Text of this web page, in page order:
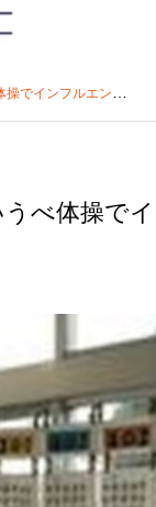
０名に！【あいうべカレンダー】
うべ体操で